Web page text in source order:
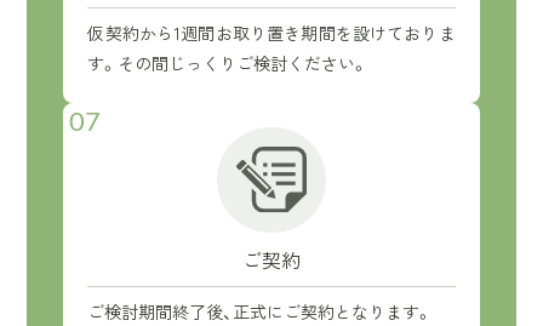
仮契約から1週間お取り置き期間を設けておりま
す。その間じっくりご検討ください。
07
ご契約
ご検討期間終了後、正式にご契約となります。